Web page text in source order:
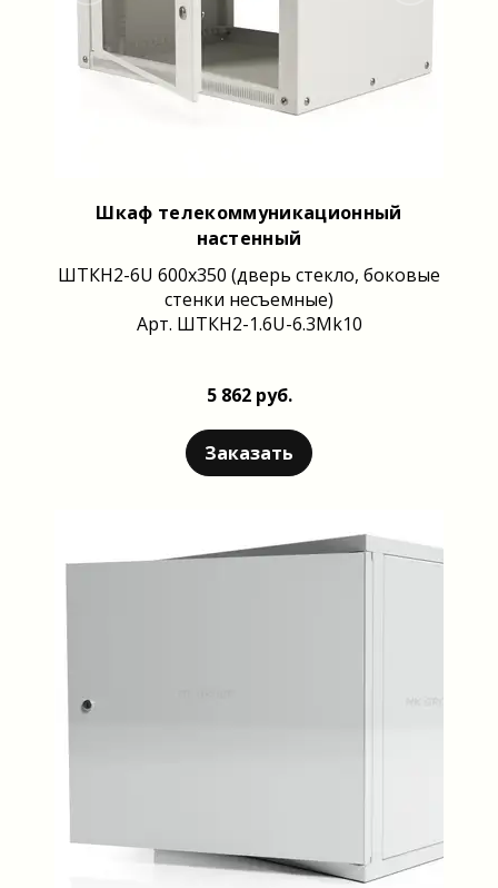
Шкаф телекоммуникационный
настенный
ШТКН2-6U 600x350 (дверь стекло, боковые
стенки несъемные)
Арт. ШТКН2-1.6U-6.3Mk10
5 862 руб.
Заказать